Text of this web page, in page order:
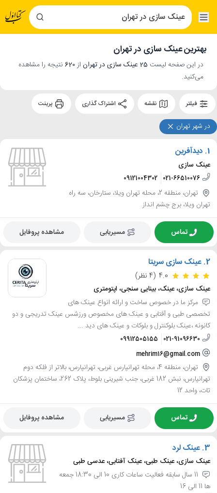
بهترین عینک سازی در تهران
در این صفحه لیست 25 عینک سازی در تهران از620 نتیجه را مشاهده
می‌کنید.
فیلتر نقشه
در شهر تهران
1. دیدآفرین
عینک سازی
021-66510076
09121004302
تهران، منطقه 2، محله تهران ویلا، ستارخان، سه راه
تهران ویلا، برج چشم انداز
تماس مسیریابی مشاهده پروفایل
2. عینک سازی سریتا
4.0 (4 نظر)
عینک سازی، عینک، بینایی سنجی، اپتومتری
مرکز ما در خصوص ساخت و ارائه انواع عینک های
تخصصی طبی و آفتابی و عینک های مخصوص ورزشس عینک تدریجی و دو
کانونه ،عینک بلوکنترل و بلوکات و عینک های دید ...
021-91096630
09912505155
mehrim16@gmail.com
تهران، منطقه 4، محله تهرانپارس غربی، تهرانپارس، بالاتر از فلکه دوم
تهرانپارس، نبش 182 غربی، جنب شیرینی بلوط، پلاک 262، ساختمان پزشکان
تات، واحد 12
تماس مسیریابی مشاهده پروفایل
3. عینک لرد
عینک سازی، عینک طبی، عینک آفتابی، عدسی طبی
11 سال سابقه فعالیت ساعات کاری 10 الی 18:30 جمعه
ها 11 الی 16